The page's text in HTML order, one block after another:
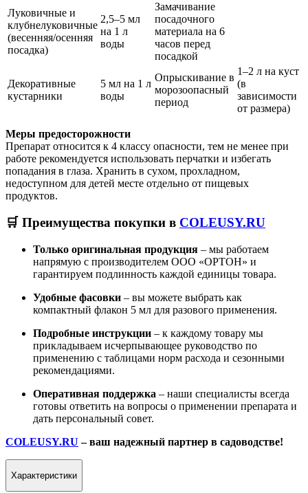
Луковичные и
клубнелуковичные
(весенняя/осенняя
посадка)
2,5–5 мл
на 1 л
воды
Замачивание
посадочного
материала на 6
часов перед
посадкой
Декоративные
кустарники
5 мл на 1 л
воды
Опрыскивание в
морозоопасный
период
1–2 л на куст
(в
зависимости
от размера)
Меры предосторожности
Препарат относится к 4 классу опасности, тем не менее при
работе рекомендуется использовать перчатки и избегать
попадания в глаза. Хранить в сухом, прохладном,
недоступном для детей месте отдельно от пищевых
продуктов.
🛒 Преимущества покупки в COLEUSY.RU
Только оригинальная продукция – мы работаем
напрямую с производителем ООО «ОРТОН» и
гарантируем подлинность каждой единицы товара.
Удобные фасовки – вы можете выбрать как
компактный флакон 5 мл для разового применения.
Подробные инструкции – к каждому товару мы
прикладываем исчерпывающее руководство по
применению с таблицами норм расхода и сезонными
рекомендациями.
Оперативная поддержка – наши специалисты всегда
готовы ответить на вопросы о применении препарата и
дать персональный совет.
COLEUSY.RU – ваш надежный партнер в садоводстве!
Характеристики